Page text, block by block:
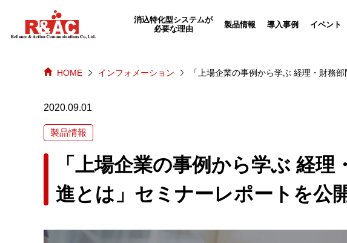
消込特化型システムが
必要な理由
製品情報 導入事例 イベント
HOME インフォメーション 「上場企業の事例から学ぶ 経理・財務
2020.09.01
製品情報
「上場企業の事例から学ぶ 経理
進とは」セミナーレポートを公